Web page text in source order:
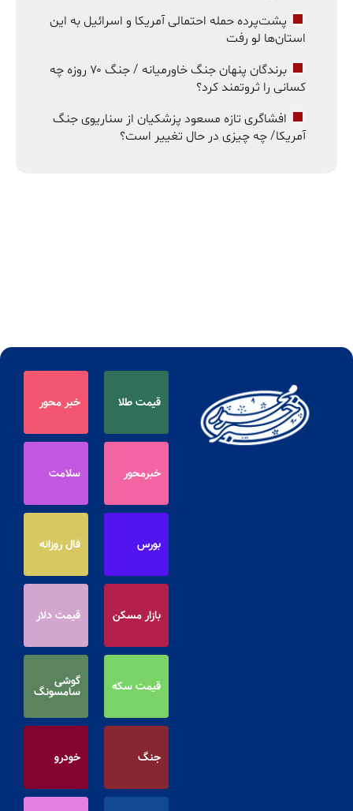
پشت‌پرده حمله احتمالی آمریکا و اسرائیل به این
استان‌ها لو رفت
برندگان پنهان جنگ خاورمیانه / جنگ ۷۰ روزه چه
کسانی را ثروتمند کرد؟
افشاگری تازه مسعود پزشکیان از سناریوی جنگ
آمریکا/ چه چیزی در حال تغییر است؟
قیمت طلا خبر محور
خبرمحور سلامت
بورس فال روزانه
بازار مسکن قیمت دلار
قیمت سکه گوشی
سامسونگ
جنگ خودرو